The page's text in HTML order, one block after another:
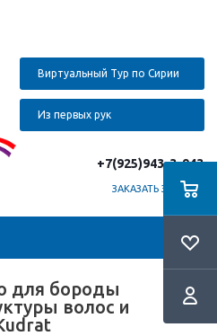
Виртуальный Тур по Сирии
Из первых рук
+7(925)943-3-943
ЗАКАЗАТЬ ЗВОНОК
для бороды
волос и